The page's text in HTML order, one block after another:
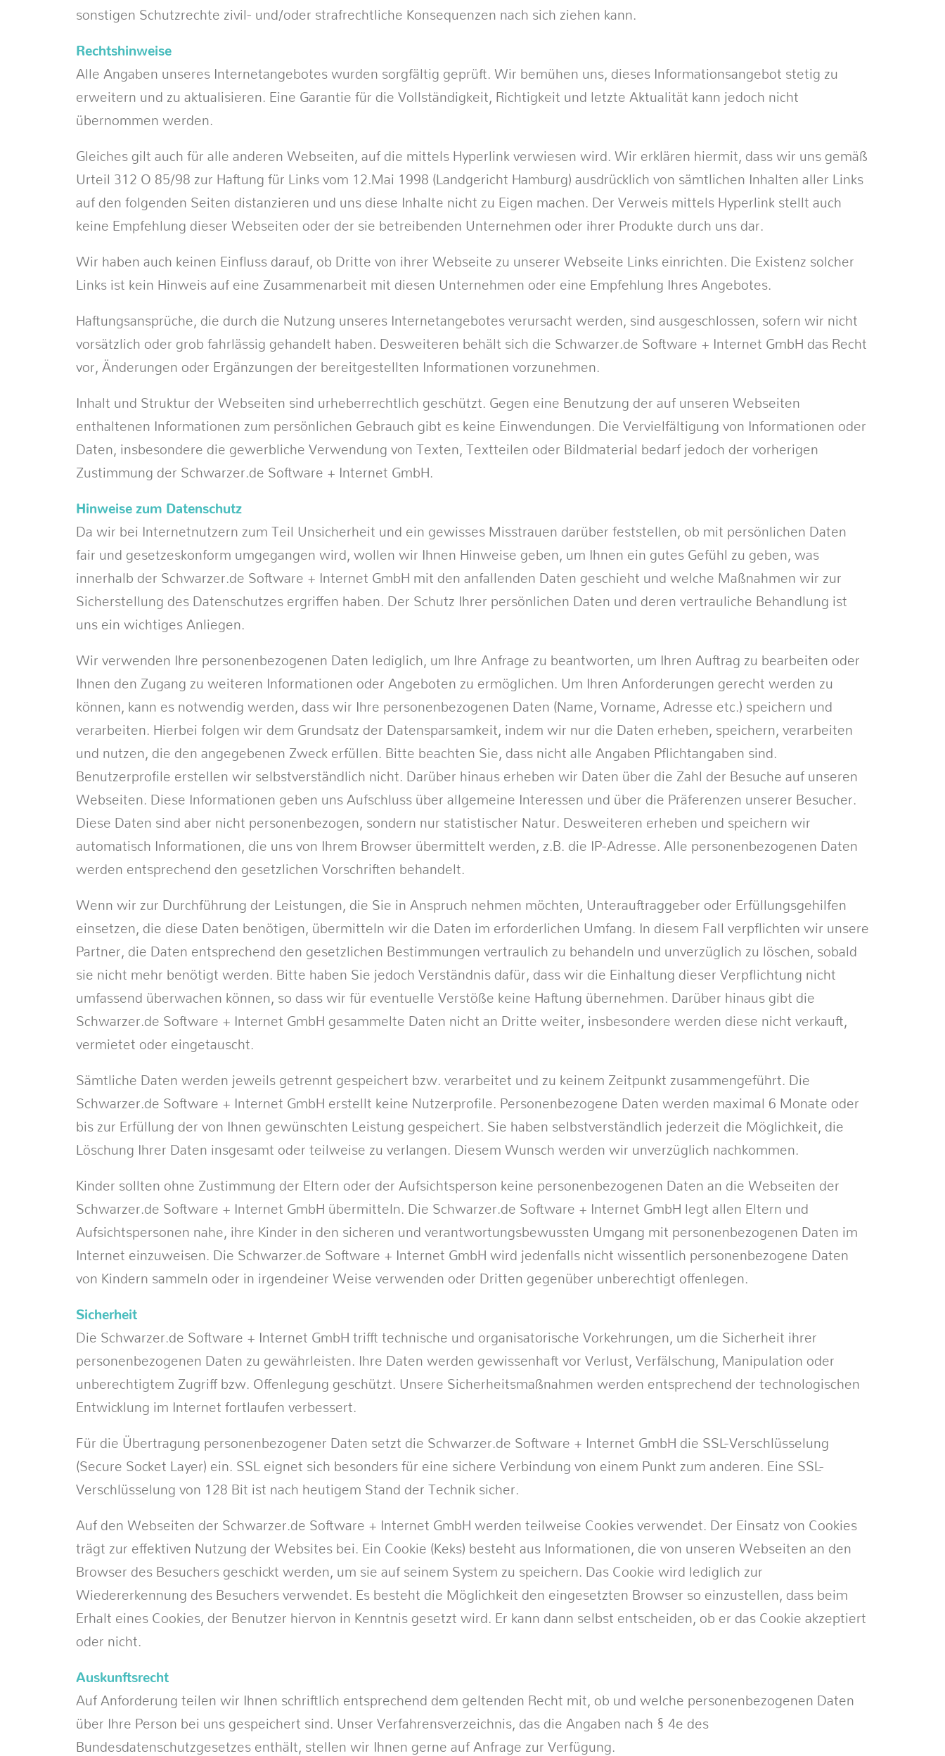
sonstigen Schutzrechte zivil- und/oder strafrechtliche Konsequenzen nach sich ziehen kann.
Rechtshinweise
Alle Angaben unseres Internetangebotes wurden sorgfältig geprüft. Wir bemühen uns, dieses Informationsangebot stetig zu
erweitern und zu aktualisieren. Eine Garantie für die Vollständigkeit, Richtigkeit und letzte Aktualität kann jedoch nicht
übernommen werden.
Gleiches gilt auch für alle anderen Webseiten, auf die mittels Hyperlink verwiesen wird. Wir erklären hiermit, dass wir uns gemäß
Urteil 312 O 85/98 zur Haftung für Links vom 12.Mai 1998 (Landgericht Hamburg) ausdrücklich von sämtlichen Inhalten aller Links
auf den folgenden Seiten distanzieren und uns diese Inhalte nicht zu Eigen machen. Der Verweis mittels Hyperlink stellt auch
keine Empfehlung dieser Webseiten oder der sie betreibenden Unternehmen oder ihrer Produkte durch uns dar.
Wir haben auch keinen Einfluss darauf, ob Dritte von ihrer Webseite zu unserer Webseite Links einrichten. Die Existenz solcher
Links ist kein Hinweis auf eine Zusammenarbeit mit diesen Unternehmen oder eine Empfehlung Ihres Angebotes.
Haftungsansprüche, die durch die Nutzung unseres Internetangebotes verursacht werden, sind ausgeschlossen, sofern wir nicht
vorsätzlich oder grob fahrlässig gehandelt haben. Desweiteren behält sich die Schwarzer.de Software + Internet GmbH das Recht
vor, Änderungen oder Ergänzungen der bereitgestellten Informationen vorzunehmen.
Inhalt und Struktur der Webseiten sind urheberrechtlich geschützt. Gegen eine Benutzung der auf unseren Webseiten
enthaltenen Informationen zum persönlichen Gebrauch gibt es keine Einwendungen. Die Vervielfältigung von Informationen oder
Daten, insbesondere die gewerbliche Verwendung von Texten, Textteilen oder Bildmaterial bedarf jedoch der vorherigen
Zustimmung der Schwarzer.de Software + Internet GmbH.
Hinweise zum Datenschutz
Da wir bei Internetnutzern zum Teil Unsicherheit und ein gewisses Misstrauen darüber feststellen, ob mit persönlichen Daten
fair und gesetzeskonform umgegangen wird, wollen wir Ihnen Hinweise geben, um Ihnen ein gutes Gefühl zu geben, was
innerhalb der Schwarzer.de Software + Internet GmbH mit den anfallenden Daten geschieht und welche Maßnahmen wir zur
Sicherstellung des Datenschutzes ergriffen haben. Der Schutz Ihrer persönlichen Daten und deren vertrauliche Behandlung ist
uns ein wichtiges Anliegen.
Wir verwenden Ihre personenbezogenen Daten lediglich, um Ihre Anfrage zu beantworten, um Ihren Auftrag zu bearbeiten oder
Ihnen den Zugang zu weiteren Informationen oder Angeboten zu ermöglichen. Um Ihren Anforderungen gerecht werden zu
können, kann es notwendig werden, dass wir Ihre personenbezogenen Daten (Name, Vorname, Adresse etc.) speichern und
verarbeiten. Hierbei folgen wir dem Grundsatz der Datensparsamkeit, indem wir nur die Daten erheben, speichern, verarbeiten
und nutzen, die den angegebenen Zweck erfüllen. Bitte beachten Sie, dass nicht alle Angaben Pflichtangaben sind.
Benutzerprofile erstellen wir selbstverständlich nicht. Darüber hinaus erheben wir Daten über die Zahl der Besuche auf unseren
Webseiten. Diese Informationen geben uns Aufschluss über allgemeine Interessen und über die Präferenzen unserer Besucher.
Diese Daten sind aber nicht personenbezogen, sondern nur statistischer Natur. Desweiteren erheben und speichern wir
automatisch Informationen, die uns von Ihrem Browser übermittelt werden, z.B. die IP-Adresse. Alle personenbezogenen Daten
werden entsprechend den gesetzlichen Vorschriften behandelt.
Wenn wir zur Durchführung der Leistungen, die Sie in Anspruch nehmen möchten, Unterauftraggeber oder Erfüllungsgehilfen
einsetzen, die diese Daten benötigen, übermitteln wir die Daten im erforderlichen Umfang. In diesem Fall verpflichten wir unsere
Partner, die Daten entsprechend den gesetzlichen Bestimmungen vertraulich zu behandeln und unverzüglich zu löschen, sobald
sie nicht mehr benötigt werden. Bitte haben Sie jedoch Verständnis dafür, dass wir die Einhaltung dieser Verpflichtung nicht
umfassend überwachen können, so dass wir für eventuelle Verstöße keine Haftung übernehmen. Darüber hinaus gibt die
Schwarzer.de Software + Internet GmbH gesammelte Daten nicht an Dritte weiter, insbesondere werden diese nicht verkauft,
vermietet oder eingetauscht.
Sämtliche Daten werden jeweils getrennt gespeichert bzw. verarbeitet und zu keinem Zeitpunkt zusammengeführt. Die
Schwarzer.de Software + Internet GmbH erstellt keine Nutzerprofile. Personenbezogene Daten werden maximal 6 Monate oder
bis zur Erfüllung der von Ihnen gewünschten Leistung gespeichert. Sie haben selbstverständlich jederzeit die Möglichkeit, die
Löschung Ihrer Daten insgesamt oder teilweise zu verlangen. Diesem Wunsch werden wir unverzüglich nachkommen.
Kinder sollten ohne Zustimmung der Eltern oder der Aufsichtsperson keine personenbezogenen Daten an die Webseiten der
Schwarzer.de Software + Internet GmbH übermitteln. Die Schwarzer.de Software + Internet GmbH legt allen Eltern und
Aufsichtspersonen nahe, ihre Kinder in den sicheren und verantwortungsbewussten Umgang mit personenbezogenen Daten im
Internet einzuweisen. Die Schwarzer.de Software + Internet GmbH wird jedenfalls nicht wissentlich personenbezogene Daten
von Kindern sammeln oder in irgendeiner Weise verwenden oder Dritten gegenüber unberechtigt offenlegen.
Sicherheit
Die Schwarzer.de Software + Internet GmbH trifft technische und organisatorische Vorkehrungen, um die Sicherheit ihrer
personenbezogenen Daten zu gewährleisten. Ihre Daten werden gewissenhaft vor Verlust, Verfälschung, Manipulation oder
unberechtigtem Zugriff bzw. Offenlegung geschützt. Unsere Sicherheitsmaßnahmen werden entsprechend der technologischen
Entwicklung im Internet fortlaufen verbessert.
Für die Übertragung personenbezogener Daten setzt die Schwarzer.de Software + Internet GmbH die SSL-Verschlüsselung
(Secure Socket Layer) ein. SSL eignet sich besonders für eine sichere Verbindung von einem Punkt zum anderen. Eine SSL-
Verschlüsselung von 128 Bit ist nach heutigem Stand der Technik sicher.
Auf den Webseiten der Schwarzer.de Software + Internet GmbH werden teilweise Cookies verwendet. Der Einsatz von Cookies
trägt zur effektiven Nutzung der Websites bei. Ein Cookie (Keks) besteht aus Informationen, die von unseren Webseiten an den
Browser des Besuchers geschickt werden, um sie auf seinem System zu speichern. Das Cookie wird lediglich zur
Wiedererkennung des Besuchers verwendet. Es besteht die Möglichkeit den eingesetzten Browser so einzustellen, dass beim
Erhalt eines Cookies, der Benutzer hiervon in Kenntnis gesetzt wird. Er kann dann selbst entscheiden, ob er das Cookie akzeptiert
oder nicht.
Auskunftsrecht
Auf Anforderung teilen wir Ihnen schriftlich entsprechend dem geltenden Recht mit, ob und welche personenbezogenen Daten
über Ihre Person bei uns gespeichert sind. Unser Verfahrensverzeichnis, das die Angaben nach § 4e des
Bundesdatenschutzgesetzes enthält, stellen wir Ihnen gerne auf Anfrage zur Verfügung.